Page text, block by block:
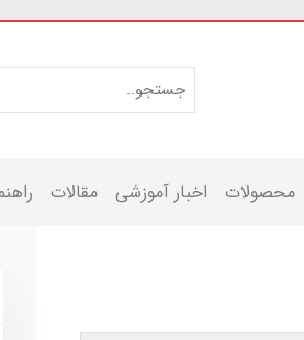
محصولات اخبار آموزشی مقالات